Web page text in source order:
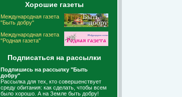
Хорошие газеты
Международная газета
"Быть добру"
Международная газета
"Родная газета"
Подписаться на рассылки
Подпишись на рассылку "Быть
добру"
Рассылка для тех, кто совершенствует
среду обитания: как сделать, чтобы всем
было хорошо. А на Земле быть добру!